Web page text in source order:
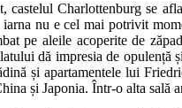
castelul Charlottenburg se
nu e cel mai potrivit
pe aleile acoperite de
dă impresia de
și apartamentele lui
și Japonia. Într-o alta sală